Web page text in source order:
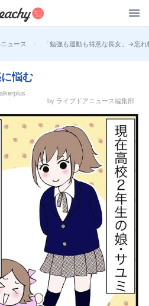
ュース > 「勉強も運動も得意な長女」→忘
悩む
by ライブドアニュース編集部